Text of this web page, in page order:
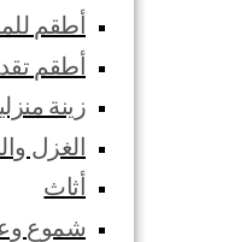
أطقم
أطقم
زينة
الغزل
أثاث
شموع